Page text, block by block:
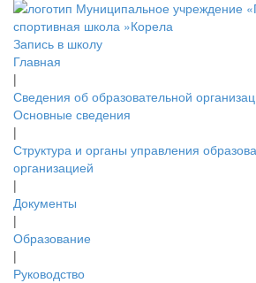
Запись в школу
Главная
|
Сведения об образовательной
Основные сведения
|
Структура и органы управления
организацией
|
Документы
|
Образование
|
Руководство